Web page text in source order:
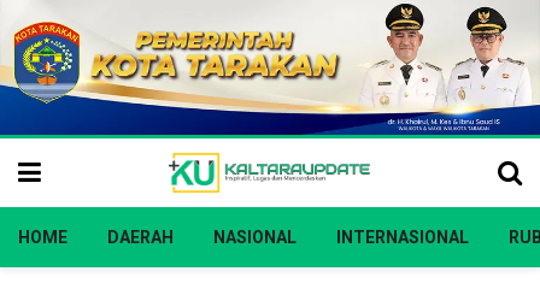
HOME DAERAH NASIONAL INTERNASIONAL